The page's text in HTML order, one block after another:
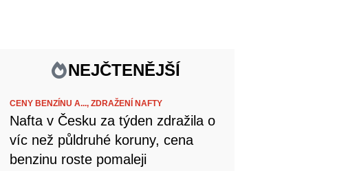
NEJČTENĚJŠÍ
CENY BENZÍNU A...,ZDRAŽENÍ NAFTY
Nafta v Česku za týden zdražila o
víc než půldruhé koruny, cena
benzinu roste pomaleji